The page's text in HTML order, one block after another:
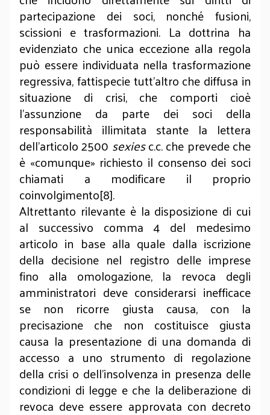
partecipazione dei soci, nonché fusioni,
scissioni e trasformazioni. La dottrina ha
evidenziato che unica eccezione alla regola
può essere individuata nella trasformazione
regressiva, fattispecie tutt’altro che diffusa in
situazione di crisi, che comporti cioè
l’assunzione da parte dei soci della
responsabilità illimitata stante la lettera
dell’articolo 2500 sexiesc.c. che prevede che
è «comunque» richiesto il consenso dei soci
chiamati a modificare il proprio
coinvolgimento[8].
Altrettanto rilevante è la disposizione di cui
al successivo comma 4 del medesimo
articolo in base alla quale dalla iscrizione
della decisione nel registro delle imprese
fino alla omologazione, la revoca degli
amministratori deve considerarsi inefficace
se non ricorre giusta causa, con la
precisazione che non costituisce giusta
causa la presentazione di una domanda di
accesso a uno strumento di regolazione
della crisi o dell’insolvenza in presenza delle
condizioni di legge e che la deliberazione di
revoca deve essere approvata con decreto